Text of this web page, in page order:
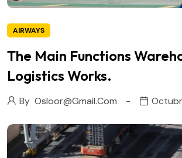
AIRWAYS
The Main Functions
Logistics Works.
By Osloor@gmail.com